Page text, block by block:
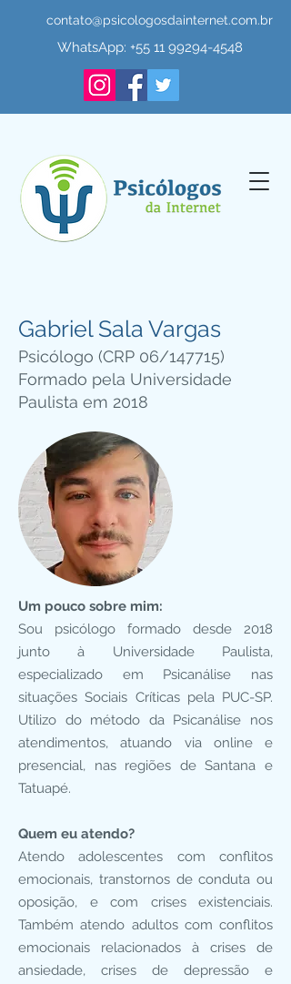
contato@psicologosdainternet.com.br
WhatsApp: +55 11 99294-4548
Gabriel Sala Vargas
Psicólogo (CRP 06/147715)
Formado pela Universidade
Paulista em 2018
Um pouco sobre mim:
Sou psicólogo formado desde 2018
junto à Universidade Paulista,
especializado em Psicanálise nas
situações Sociais Críticas pela PUC-SP.
Utilizo do método da Psicanálise nos
atendimentos, atuando via online e
presencial, nas regiões de Santana e
Tatuapé.
Quem eu atendo?
Atendo adolescentes com conflitos
emocionais, transtornos de conduta ou
oposição, e com crises existenciais.
Também atendo adultos com conflitos
emocionais relacionados à crises de
ansiedade, crises de depressão e